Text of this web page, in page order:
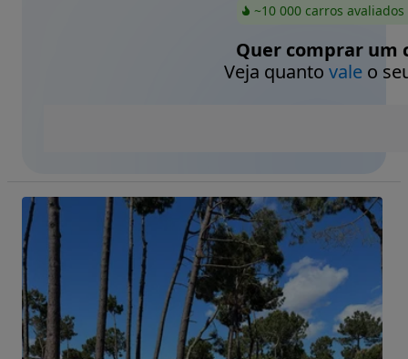
~10 000 carros
Quer comprar um
Veja quanto valeo